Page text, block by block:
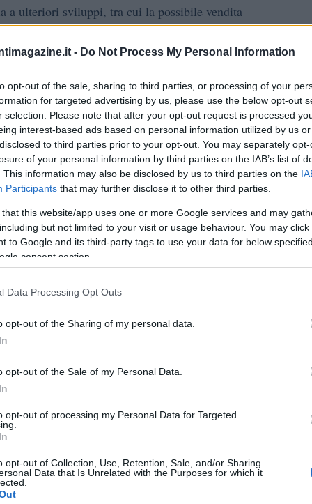
- Do Not Process My Personal Information
opt-out of the sale, sharing to third parties, or processing of your
for targeted advertising by us, please use the below opt-out
selection. Please note that after your opt-out request is processed
interest-based ads based on personal information utilized by us
to third parties prior to your opt-out. You may separately
of your personal information by third parties on the IAB’s list of
This information may also be disclosed by us to third parties on the
Participants that may further disclose it to other third parties.
that this website/app uses one or more Google services and may
but not limited to your visit or usage behaviour. You may
to Google and its third-party tags to use your data for below
consent section.
Data Processing Opt Outs
opt-out of the Sharing of my personal data.
opt-out of the Sale of my Personal Data.
opt-out of processing my Personal Data for Targeted
opt-out of Collection, Use, Retention, Sale, and/or Sharing
Data that Is Unrelated with the Purposes for which it
a ulteriori sviluppi, tra cui la possibile vendita
tutto questo per il panorama della difesa italiana?
tra Iveco e Leonardo stanno
dovesse concretizzarsi, rappresenterebbe un
difesa italiana, con Leonardo che rafforzerebbe
dell’unità difesa di Iveco potrebbe anche
con l’obiettivo di focalizzarsi su altre aree
essere le ripercussioni di tale
laproduzione di veicoli militarie sistemi di
Le trattative sono in corso in un contesto di
in Europa, specialmente in seguito agli sviluppi
solo un affare commerciale, ma un tassello